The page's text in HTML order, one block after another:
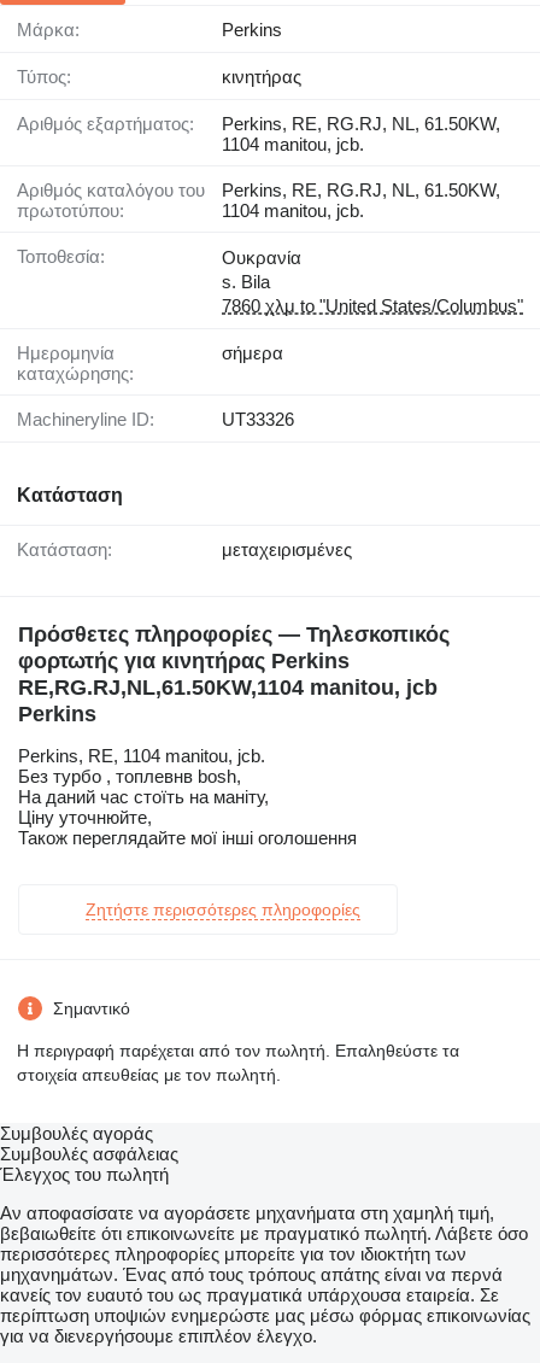
Μάρκα: Perkins
Τύπος: κινητήρας
Αριθμός εξαρτήματος:
Perkins, RE, RG.RJ, NL, 61.50KW,
1104 manitou, jcb.
Αριθμός καταλόγου του
πρωτοτύπου:
Perkins, RE, RG.RJ, NL, 61.50KW,
1104 manitou, jcb.
Τοποθεσία:
Ουκρανία
s. Bila
7860 χλμ to "United States/Columbus"
Ημερομηνία
καταχώρησης:
σήμερα
Machineryline ID: UT33326
Κατάσταση
Κατάσταση: μεταχειρισμένες
Πρόσθετες πληροφορίες — Τηλεσκοπικός
φορτωτής για κινητήρας Perkins
RE,RG.RJ,NL,61.50KW,1104 manitou, jcb
Perkins
Perkins, RE, 1104 manitou, jcb.
Без турбо , топлевнв bosh,
На даний час стоїть на маніту,
Ціну уточнюйте,
Також переглядайте мої інші оголошення
Ζητήστε περισσότερες πληροφορίες
Σημαντικό
Η περιγραφή παρέχεται από τον πωλητή. Επαληθεύστε τα
στοιχεία απευθείας με τον πωλητή.
Συμβουλές αγοράς
Συμβουλές ασφάλειας
Έλεγχος του πωλητή
Αν αποφασίσατε να αγοράσετε μηχανήματα στη χαμηλή τιμή,
βεβαιωθείτε ότι επικοινωνείτε με πραγματικό πωλητή. Λάβετε όσο
περισσότερες πληροφορίες μπορείτε για τον ιδιοκτήτη των
μηχανημάτων. Ένας από τους τρόπους απάτης είναι να περνά
κανείς τον ευαυτό του ως πραγματικά υπάρχουσα εταιρεία. Σε
περίπτωση υποψιών ενημερώστε μας μέσω φόρμας επικοινωνίας
για να διενεργήσουμε επιπλέον έλεγχο.